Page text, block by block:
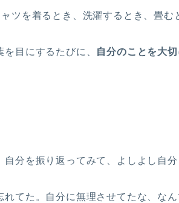
ツを着るとき、洗濯するとき、畳む
を目にするたびに、 自分のことを大
自分を振り返ってみて、よしよし自
れてた。自分に無理させてたな、なん